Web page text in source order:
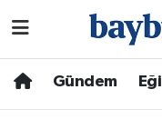
Gündem
Hava Durumu